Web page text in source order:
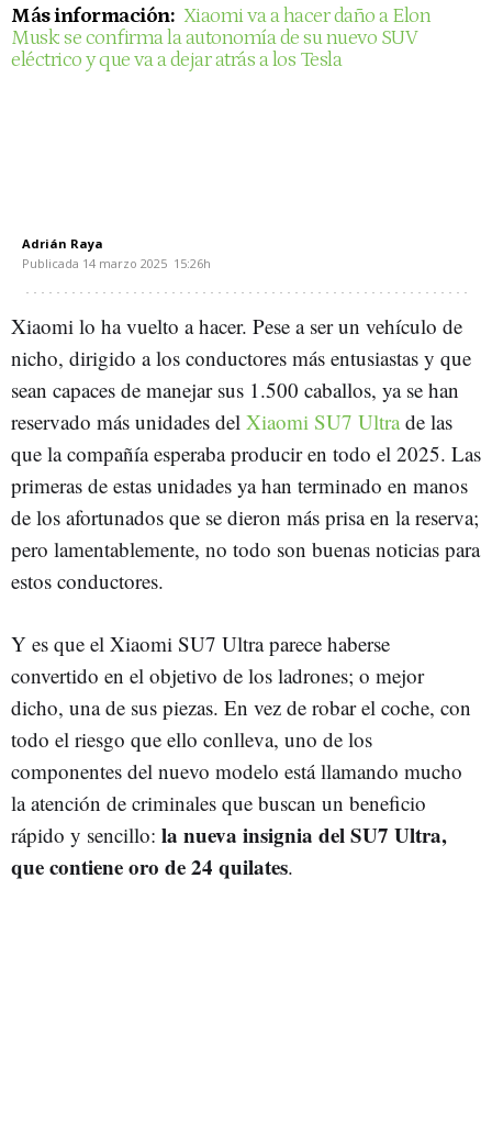
Más información: Xiaomi va a hacer daño a Elon
Musk: se confirma la autonomía de su nuevo SUV
eléctrico y que va a dejar atrás a los Tesla
Adrián Raya
Publicada 14 marzo 2025 15:26h
Xiaomi lo ha vuelto a hacer. Pese a ser un vehículo de
nicho, dirigido a los conductores más entusiastas y que
sean capaces de manejar sus 1.500 caballos, ya se han
reservado más unidades del Xiaomi SU7 Ultrade las
que la compañía esperaba producir en todo el 2025. Las
primeras de estas unidades ya han terminado en manos
de los afortunados que se dieron más prisa en la reserva;
pero lamentablemente, no todo son buenas noticias para
estos conductores.
Y es que el Xiaomi SU7 Ultra parece haberse
convertido en el objetivo de los ladrones; o mejor
dicho, una de sus piezas. En vez de robar el coche, con
todo el riesgo que ello conlleva, uno de los
componentes del nuevo modelo está llamando mucho
la atención de criminales que buscan un beneficio
rápido y sencillo: la nueva insignia del SU7 Ultra,
que contiene oro de 24 quilates.